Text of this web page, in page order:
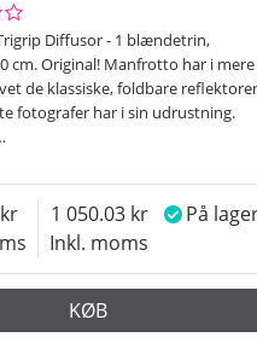
Diffusor - 1 blændetrin,
cm. Original! Manfrotto har i mere
de klassiske, foldbare reflektorer
fotografer har i sin udrustning.
Inkl. moms
1 050.03 På
KØB